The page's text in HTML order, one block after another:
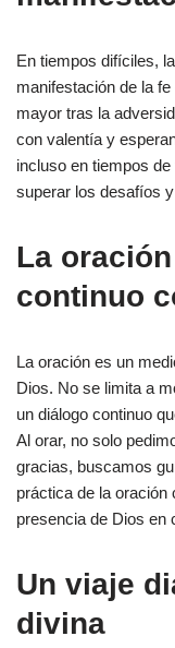
En tiempos difíciles,
manifestación de la
mayor tras la
con valentía y
incluso en tiempos
superar los desafíos
La
continuo
La oración es un
Dios. No se limita a
un diálogo continuo
Al orar, no solo
gracias, buscamos
práctica de la
presencia de Dios en
Un viaje
divina